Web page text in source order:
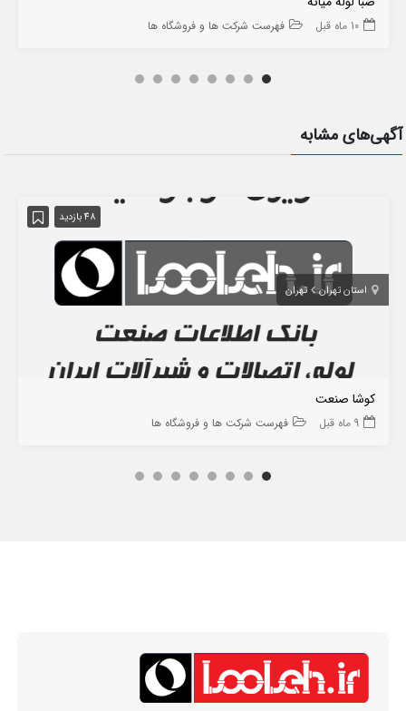
10 ماه قبل فهرست شرکت ها و فروشگاه ها
آگهی‌های مشابه
48 بازدید
استان تهران تهران
کوشا صنعت
9 ماه قبل فهرست شرکت ها و فروشگاه ها